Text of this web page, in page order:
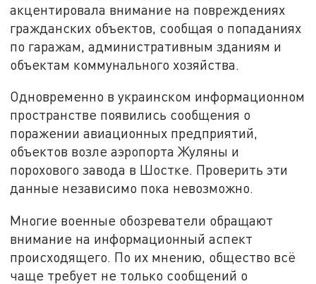
акцентировала внимание на повреждениях
гражданских объектов, сообщая о попаданиях
по гаражам, административным зданиям и
объектам коммунального хозяйства.
Одновременно в украинском информационном
пространстве появились сообщения о
поражении авиационных предприятий,
объектов возле аэропорта Жуляны и
порохового завода в Шостке. Проверить эти
данные независимо пока невозможно.
Многие военные обозреватели обращают
внимание на информационный аспект
происходящего. По их мнению, общество всё
чаще требует не только сообщений о